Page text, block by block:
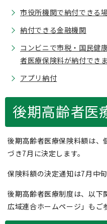
市役所機関で納付できる
納付できる金融機関
コンビニで市税・国民健
者医療保険料が納付でき
アプリ納付
後期高齢者医
後期高齢者医療保険料額は、
づき7月に決定します。
保険料額の決定通知は7月中
後期高齢者医療制度は、以下
広域連合ホームページ」もご